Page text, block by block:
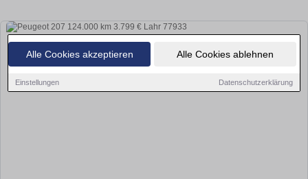
Alle Cookies akzeptieren Alle Cookies ablehnen
Einstellungen Datenschutzerklärung